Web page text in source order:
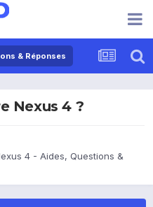
& Réponses
Nexus 4 ?
4 - Aides, Questions &